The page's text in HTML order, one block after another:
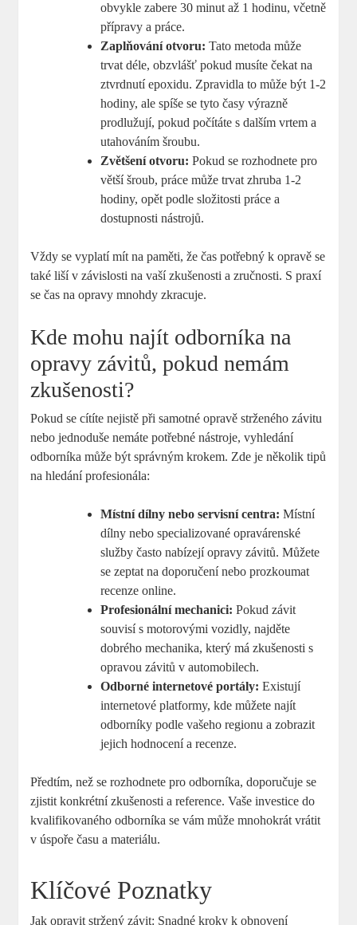
obvykle zabere 30 minut až 1 hodinu, včetně
přípravy a práce.
Zaplňování otvoru: Tato metoda může
trvat déle, obzvlášť pokud musíte čekat na
ztvrdnutí epoxidu. Zpravidla to může být 1-2
hodiny, ale spíše se tyto časy výrazně
prodlužují, pokud počítáte s dalším vrtem a
utahováním šroubu.
Zvětšení otvoru: Pokud se rozhodnete pro
větší šroub, práce může trvat zhruba 1-2
hodiny, opět podle složitosti práce a
dostupnosti nástrojů.
Vždy se vyplatí mít na paměti, že čas potřebný k opravě se
také liší v závislosti na vaší zkušenosti a zručnosti. S praxí
se čas na opravy mnohdy zkracuje.
Kde mohu najít odborníka na
opravy závitů, pokud nemám
zkušenosti?
Pokud se cítíte nejistě při samotné opravě strženého závitu
nebo jednoduše nemáte potřebné nástroje, vyhledání
odborníka může být správným krokem. Zde je několik tipů
na hledání profesionála:
Místní dílny nebo servisní centra: Místní
dílny nebo specializované opravárenské
služby často nabízejí opravy závitů. Můžete
se zeptat na doporučení nebo prozkoumat
recenze online.
Profesionální mechanici: Pokud závit
souvisí s motorovými vozidly, najděte
dobrého mechanika, který má zkušenosti s
opravou závitů v automobilech.
Odborné internetové portály: Existují
internetové platformy, kde můžete najít
odborníky podle vašeho regionu a zobrazit
jejich hodnocení a recenze.
Předtím, než se rozhodnete pro odborníka, doporučuje se
zjistit konkrétní zkušenosti a reference. Vaše investice do
kvalifikovaného odborníka se vám může mnohokrát vrátit
v úspoře času a materiálu.
Klíčové Poznatky
Jak opravit stržený závit: Snadné kroky k obnovení